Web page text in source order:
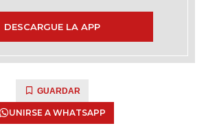
DESCARGUE LA APP
GUARDAR
UNIRSE A WHATSAPP